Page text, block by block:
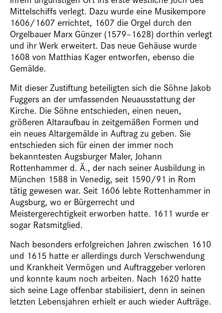
Mittelschiffs verlegt. Dazu wurde eine Musikempore
1606/1607 errichtet, 1607 die Orgel durch den
Orgelbauer Marx Günzer ­(1579–1628) dorthin verlegt
und ihr Werk erweitert. Das neue Gehäuse wurde
1608 von Matthias Kager entworfen, ebenso die
Gemälde.
Mit dieser Zustiftung beteiligten sich die Söhne Jakob
Fuggers an der umfassenden Neuausstattung der
Kirche. Die Söhne entschieden, einen neuen,
größeren Altaraufbau in zeitgemäßen Formen und
ein neues Altargemälde in Auftrag zu geben. Sie
entschieden sich für einen der immer noch
bekanntesten Augsburger Maler, Johann
Rottenhammer d. Ä., der nach seiner Ausbildung in
München 1588 in Venedig, seit 1590/91 in Rom
tätig gewesen war. Seit 1606 lebte Rottenhammer in
Augsburg, wo er Bürgerrecht und
Meistergerechtigkeit erworben hatte. 1611 wurde er
sogar Ratsmitglied.
Nach besonders erfolgreichen Jahren zwischen 1610
und 1615 hatte er allerdings durch Verschwendung
und Krankheit Vermögen und Auftraggeber verloren
und konnte kaum noch arbeiten. Nach 1620 hatte
sich seine Lage offenbar stabilisiert, denn in seinen
letzten Lebensjahren erhielt er auch wieder Aufträge.